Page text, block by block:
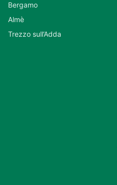
Bergamo
Almè
Trezzo sull’Adda